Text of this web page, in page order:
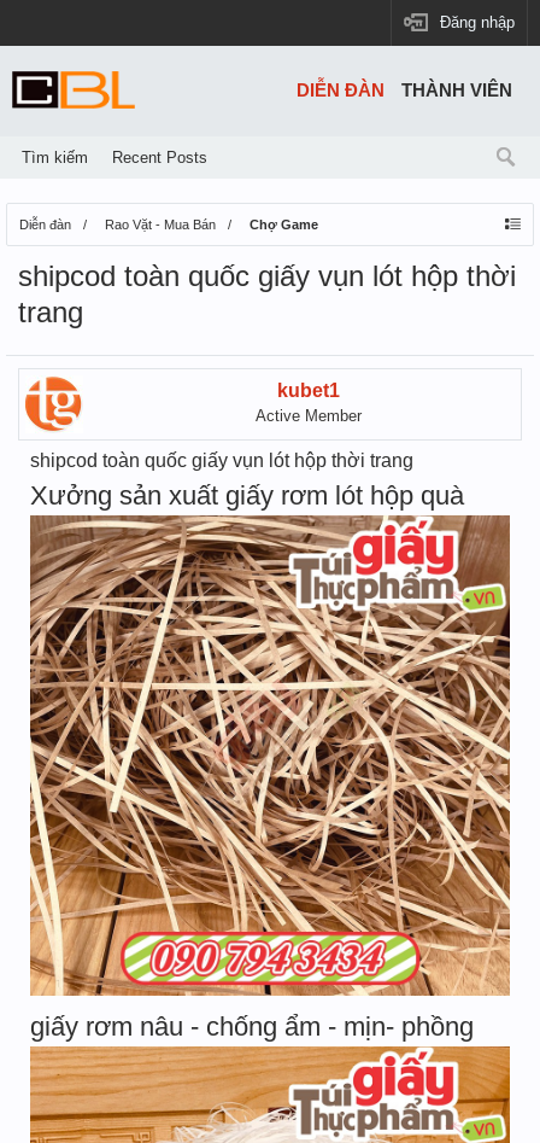
Đăng nhập
Diễn đàn Rao Vặt - Mua Bán Chợ Game
shipcod toàn quốc giấy vụn lót hộp thời
trang
kubet1
Active Member
shipcod toàn quốc giấy vụn lót hộp thời trang
Xưởng sản xuất giấy rơm lót hộp quà
giấy rơm nâu - chống ẩm - mịn- phồng
DIỄN ĐÀN
Tìm kiếm Recent Posts
THÀNH VIÊN